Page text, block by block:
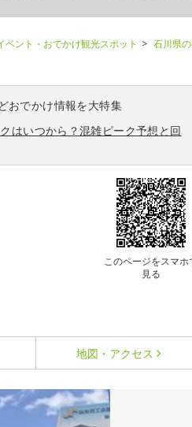
ント・おでかけ観光スポット
石川県
おでかけ情報を大特集
はいつから？混雑ピーク予想と回
このページをスマホ
見る
地図・アクセス